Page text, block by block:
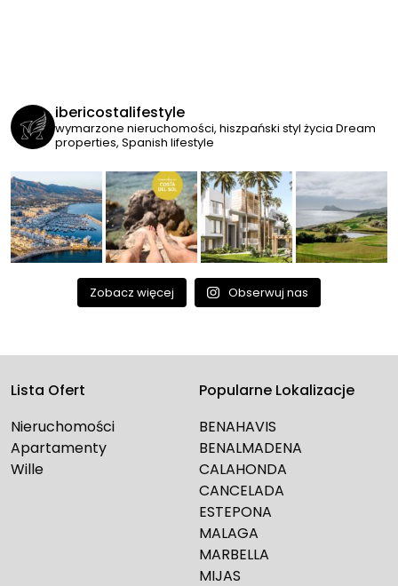
ibericostalifestyle
wymarzone nieruchomości, hiszpański styl życia Dream
properties, Spanish lifestyle
Zobacz więcej Obserwuj nas
Lista Ofert
Nieruchomości
Apartamenty
Wille
Popularne Lokalizacje
BENAHAVIS
BENALMADENA
CALAHONDA
CANCELADA
ESTEPONA
MALAGA
MARBELLA
MIJAS